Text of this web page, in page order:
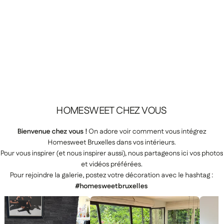
HOMESWEETCHEZVOUS
Bienvenue chez vous !On adore voir comment vous intégrez
Homesweet Bruxelles dans vos intérieurs.
Pour vous inspirer (et nous inspirer aussi), nous partageons ici vos photos
et vidéos préférées.
Pour rejoindre la galerie, postez votre décoration avec le hashtag :
#homesweetbruxelles